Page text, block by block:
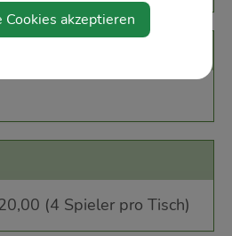
(4 Spieler pro Tisch)
akzeptieren